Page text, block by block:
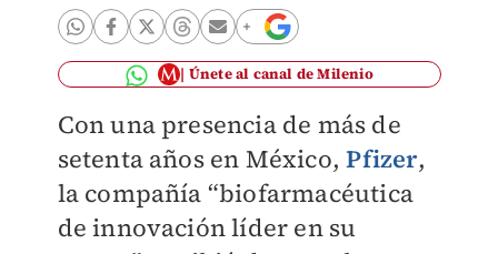
Únete al canal de Milenio
Con una presencia de más de
setenta años en México,Pfizer,
la compañía “biofarmacéutica
de innovación líder en su